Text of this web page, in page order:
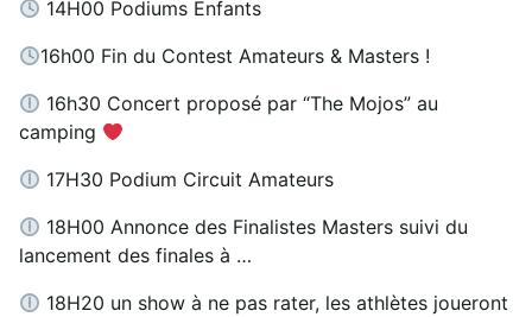
14H00 Podiums Enfants
16h00 Fin du Contest Amateurs & Masters !
16h30 Concert proposé par “The Mojos” au
camping
17H30 Podium Circuit Amateurs
18H00 Annonce des Finalistes Masters suivi du
lancement des finales à …
18H20 un show à ne pas rater, les athlètes joueront